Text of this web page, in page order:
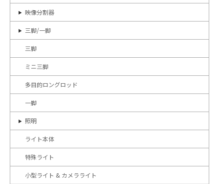
映像分割器
三脚/一脚
三脚
ミニ三脚
多目的ロングロッド
一脚
照明
ライト本体
特殊ライト
小型ライト & カメラライト